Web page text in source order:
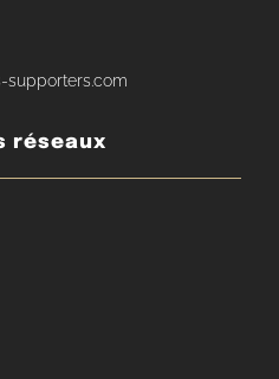
supporters.com
réseaux